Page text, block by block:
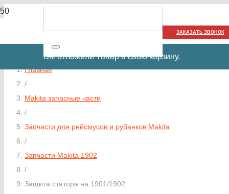
ЗАКАЗАТЬ ЗВОНОК
Вы отложилиТоварв свою корзину.
Главная
/
Makita запасные части
/
Запчасти для рейсмусов и рубанков Makita
/
Запчасти Makita 1902
/
Защита статора на 1901/1902